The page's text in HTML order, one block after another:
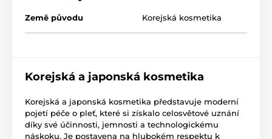
Země původu Korejská kosmetika
Korejská a japonská kosmetika
Korejská a japonská kosmetika představuje moderní
pojetí péče o pleť, které si získalo celosvětové uznání
díky své účinnosti, jemnosti a technologickému
náskoku. Je postavena na hlubokém respektu k